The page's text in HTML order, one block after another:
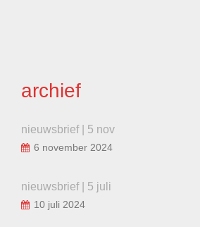
archief
nieuwsbrief | 5 nov
6 november 2024
nieuwsbrief | 5 juli
10 juli 2024